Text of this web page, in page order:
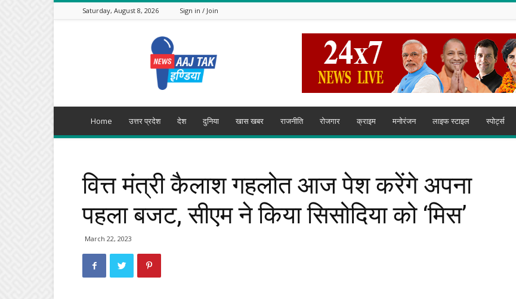
Saturday, August 8, 2026 Sign in / Join
India
Home उत्तर प्रदेश देश दुनिया खास खबर राजनीति रोजगार क्राइम मनोरंजन लाइफ स्टाइल स्पोर्ट्स
वित्त मंत्री कैलाश गहलोत आज पेश करेंगे अपना
पहला बजट, सीएम ने किया सिसोदिया को ‘मिस’
March 22, 2023